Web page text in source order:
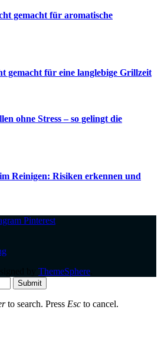
gemacht für aromatische
gemacht für eine langlebige Grillzeit
ohne Stress – so gelingt die
Reinigen: Risiken erkennen und
Pinterest
ThemeSphere
Submit
to search. Press Esc to cancel.